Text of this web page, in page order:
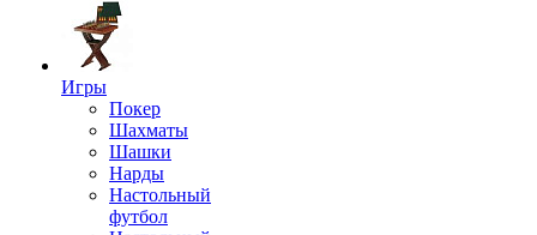
Игры
Покер
Шахматы
Шашки
Нарды
Настольный
футбол